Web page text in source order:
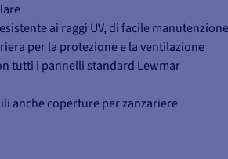
ai raggi UV, di facile
per la protezione e la ventilazione
tutti i pannelli standard Lewmar
anche coperture per zanzariere